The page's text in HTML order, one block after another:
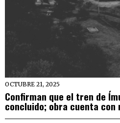
OCTUBRE 21, 2025
Confirman que el tren de
concluido; obra cuenta